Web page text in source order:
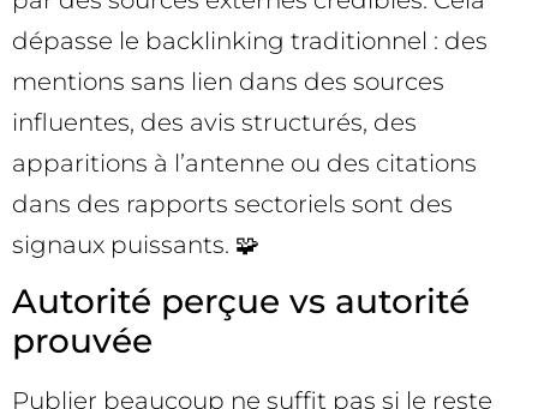
dépasse le backlinking traditionnel : des
mentions sans lien dans des sources
influentes, des avis structurés, des
apparitions à l’antenne ou des citations
dans des rapports sectoriels sont des
signaux puissants. 🧩
Autorité perçue vs autorité
prouvée
Publier beaucoup ne suffit pas si le reste